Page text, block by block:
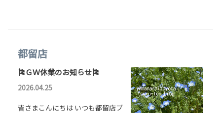
都留店
🎏ＧＷ休業のお知らせ🎏
2026.04.25
皆さまこんにちは いつも都留店ブ